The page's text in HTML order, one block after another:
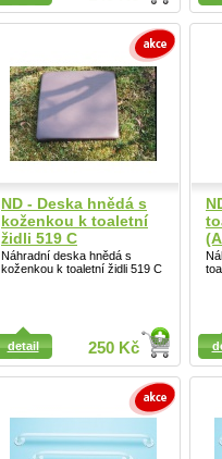
ND - Deska hnědá s
koženkou k toaletní
židli 519 C
Náhradní deska hnědá s
koženkou k toaletní židli 519 C
250 Kč
detail
Detail